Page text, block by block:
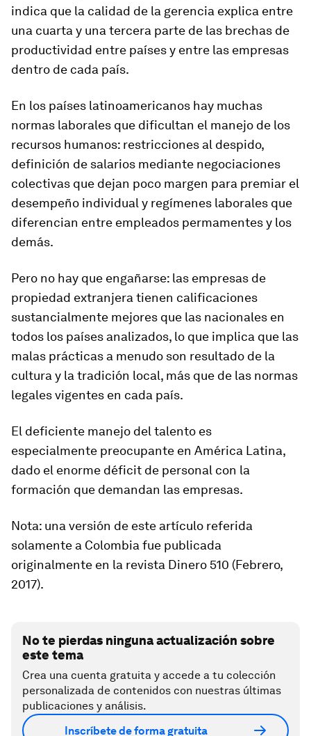
indica que la calidad de la gerencia explica entre
una cuarta y una tercera parte de las brechas de
productividad entre países y entre las empresas
dentro de cada país.
En los países latinoamericanos hay muchas
normas laborales que dificultan el manejo de los
recursos humanos: restricciones al despido,
definición de salarios mediante negociaciones
colectivas que dejan poco margen para premiar el
desempeño individual y regímenes laborales que
diferencian entre empleados permamentes y los
demás.
Pero no hay que engañarse: las empresas de
propiedad extranjera tienen calificaciones
sustancialmente mejores que las nacionales en
todos los países analizados, lo que implica que las
malas prácticas a menudo son resultado de la
cultura y la tradición local, más que de las normas
legales vigentes en cada país.
El deficiente manejo del talento es
especialmente preocupante en América Latina,
dado el enorme déficit de personal con la
formación que demandan las empresas.
Nota: una versión de este artículo referida
solamente a Colombia fue publicada
originalmente en la revista Dinero 510 (Febrero,
2017).
No te pierdas ninguna actualización sobre
este tema
Crea una cuenta gratuita y accede a tu colección
personalizada de contenidos con nuestras últimas
publicaciones y análisis.
Inscríbete de forma gratuita